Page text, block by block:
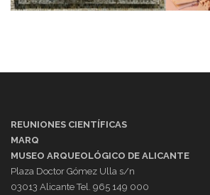
REUNIONES CIENTÍFICAS
MARQ
MUSEO ARQUEOLÓGICO DE ALICANTE
Plaza Doctor Gómez Ulla s/n
03013 Alicante Tel. 965 149 000